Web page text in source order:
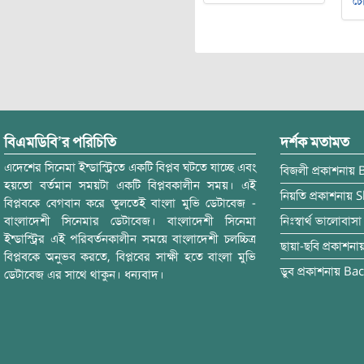
বিএমডিবি’র পরিচিতি
এদেশের সিনেমা ইন্ডাস্ট্রিতে একটি বিপ্লব ঘটতে যাচ্ছে এবং
হয়তো বর্তমান সময়টা একটি বিপ্লবকালীন সময়। এই
বিপ্লবকে বেগবান করে তুলতেই বাংলা মুভি ডেটাবেজ -
বাংলাদেশী সিনেমার ডেটাবেজ। বাংলাদেশী সিনেমা
ইন্ডাস্ট্রির এই পরিবর্তনকালীন সময়ে বাংলাদেশী চলচ্চিত্র
বিপ্লবকে অনুভব করতে, বিপ্লবের সাক্ষী হতে বাংলা মুভি
ডেটাবেজ এর সাথে থাকুন। ধন্যবাদ।
দর্শক মতামত
বিজলী প্রকাশনায়
নিয়তি প্রকাশনায়
নিঃস্বার্থ ভালোবাসা
ছায়া-ছবি
ডুব প্রকাশনায়